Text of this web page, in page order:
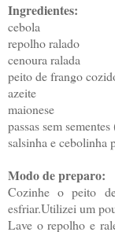
Ingredientes:
cebola
repolho ralado
cenoura ralada
peito de frango
azeite
maionese
passas sem
salsinha e cebolinha
Modo de preparo:
Cozinhe o peito
esfriar.Utilizei um
Lave o repolho e